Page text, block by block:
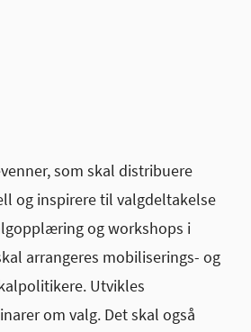
som skal distribuere
og inspirere til valgdeltakelse
og workshops i
arrangeres mobiliserings- og
Utvikles
om valg. Det skal også